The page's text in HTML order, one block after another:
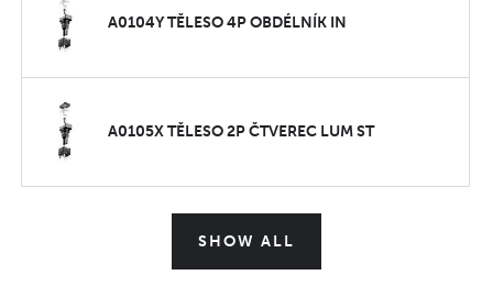
A0104Y TĚLESO 4P OBDÉLNÍK IN
A0105X TĚLESO 2P ČTVEREC LUM ST
SHOW ALL